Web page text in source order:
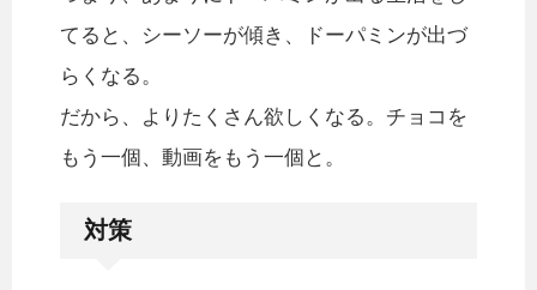
てると、シーソーが傾き、ドーパミンが出づ
らくなる。
だから、よりたくさん欲しくなる。チョコを
もう一個、動画をもう一個と。
対策